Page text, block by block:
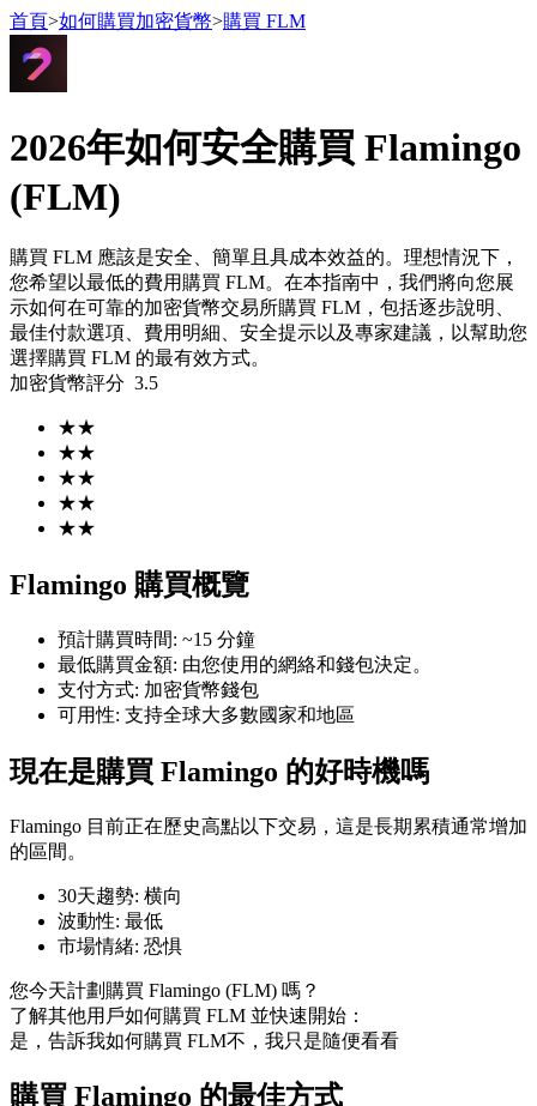
合約
USDT永續
多種以USDT結算的永續合約
幣本位永續
以數字貨幣為保證金的永續合約
美股、外匯、貴金屬及大宗商品衍生性商品
USDC永續
首頁>如何購買加密貨幣>購買 FLM
2026年如何安全購買 Flamingo
(FLM)
購買 FLM 應該是安全、簡單且具成本效益的。理想情況下，
您希望以最低的費用購買 FLM。在本指南中，我們將向您展
示如何在可靠的加密貨幣交易所購買 FLM，包括逐步說明、
最佳付款選項、費用明細、安全提示以及專家建議，以幫助您
選擇購買 FLM 的最有效方式。
加密貨幣評分 3.5
★★
★★
★★
★★
★★
Flamingo 購買概覽
預計購買時間: ~15 分鐘
最低購買金額: 由您使用的網絡和錢包決定。
支付方式: 加密貨幣錢包
可用性: 支持全球大多數國家和地區
現在是購買 Flamingo 的好時機嗎
Flamingo 目前正在歷史高點以下交易，這是長期累積通常增加
的區間。
30天趨勢: 横向
波動性: 最低
市場情緒: 恐惧
您今天計劃購買 Flamingo (FLM) 嗎？
了解其他用戶如何購買 FLM 並快速開始：
是，告訴我如何購買 FLM不，我只是隨便看看
購買 Flamingo 的最佳方式